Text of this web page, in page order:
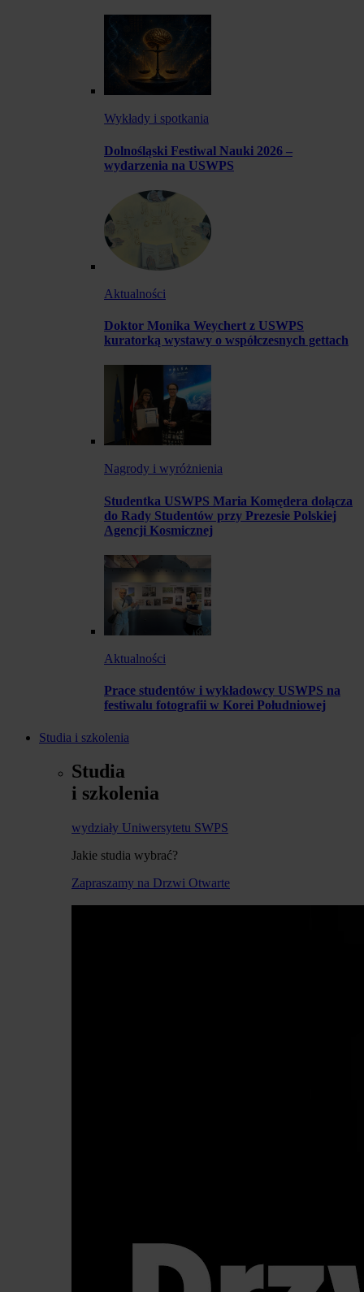
Wykłady i spotkania
Dolnośląski Festiwal Nauki 2026 –
wydarzenia na USWPS
Aktualności
Doktor Monika Weychert z USWPS
kuratorką wystawy o współczesnych gettach
Nagrody i wyróżnienia
Studentka USWPS Maria Komędera dołącza
do Rady Studentów przy Prezesie Polskiej
Agencji Kosmicznej
Aktualności
Prace studentów i wykładowcy USWPS na
festiwalu fotografii w Korei Południowej
Studia i szkolenia
Studia
i szkolenia
wydziały Uniwersytetu SWPS
Jakie studia wybrać?
Zapraszamy na Drzwi Otwarte